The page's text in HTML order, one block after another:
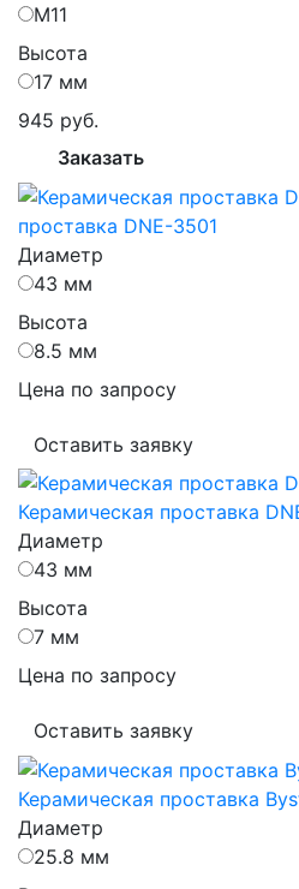
М11
Высота
17 мм
945 руб.
Заказать
проставка DNE-3501
Диаметр
43 мм
Высота
8.5 мм
Цена по запросу
Оставить заявку
Керамическая проставка
Диаметр
43 мм
Высота
7 мм
Цена по запросу
Оставить заявку
Керамическая проставка
Диаметр
25.8 мм